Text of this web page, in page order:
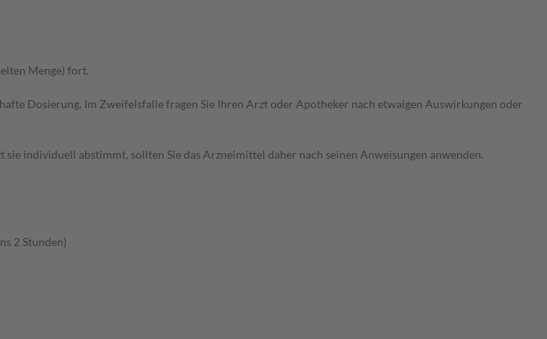
Menge) fort.
Dosierung. Im Zweifelsfalle fragen Sie Ihren Arzt oder Apotheker nach etwaigen Auswirkungen oder
individuell abstimmt, sollten Sie das Arzneimittel daher nach seinen Anweisungen anwenden.
2 Stunden)